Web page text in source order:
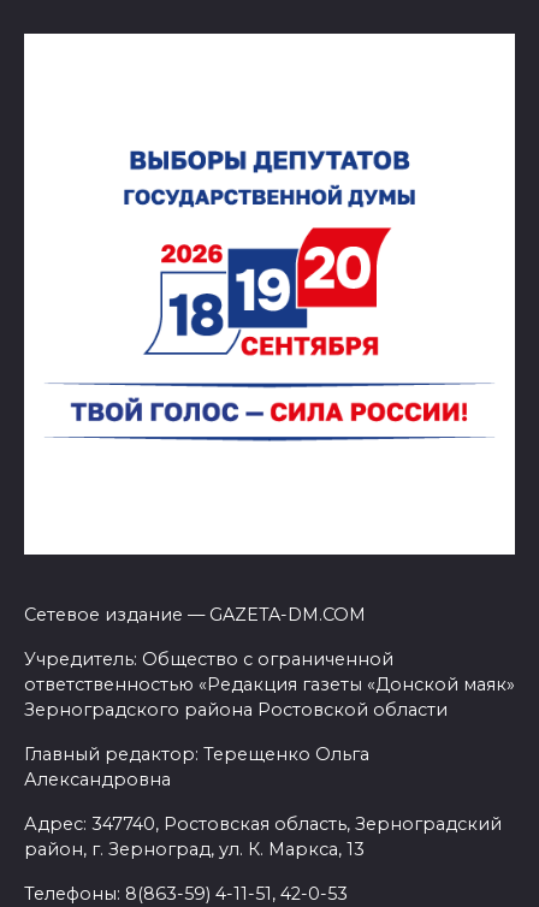
Сетевое издание — GAZETA-DM.COM
Учредитель: Общество с ограниченной
ответственностью «Редакция газеты «Донской маяк»
Зерноградского района Ростовской области
Главный редактор: Терещенко Ольга
Александровна
Адрес: 347740, Ростовская область, Зерноградский
район, г. Зерноград, ул. К. Маркса, 13
Телефоны: 8(863-59) 4-11-51, 42-0-53